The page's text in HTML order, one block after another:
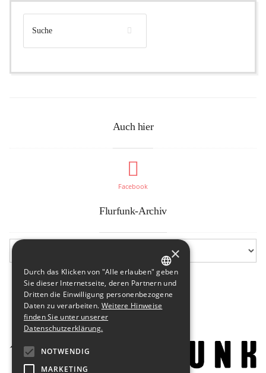
Auch hier
Facebook
Flurfunk-Archiv
GERMAN
ENGLISH
×
Durch das Klicken von "Alle erlauben" geben
Sie dieser Internetseite, deren Partnern und
Dritten die Einwilligung personenbezogene
Daten zu verarbeiten. Weitere Hinweise
finden Sie unter unserer
Datenschutzerklärung.
NOTWENDIG
MARKETING